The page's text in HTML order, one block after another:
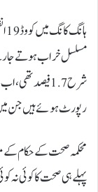
مسلسل خراب ہوتے جا
رپورٹ ہوئے ہیں جن میں سے 30 لوگوں کی
محکمہ صحت کے حکام کے
پہلے ہی صحت کا کوئی نہ